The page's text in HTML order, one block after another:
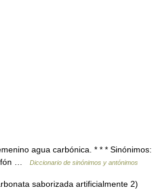
agua carbónica. * * * Sinónimos:
…
Diccionario de sinónimos y antónimos
saborizada artificialmente 2)